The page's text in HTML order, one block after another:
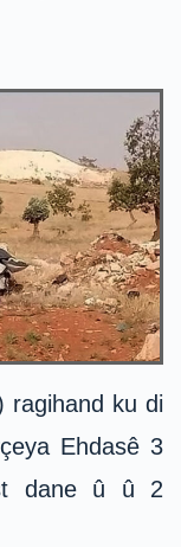
ragihand ku di
Ehdasê 3
dane û û 2